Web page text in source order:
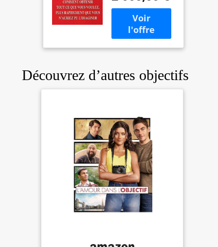
voulez, plus
rapidement
que vous
n'auriez pu
Découvrez d’autres objectifs